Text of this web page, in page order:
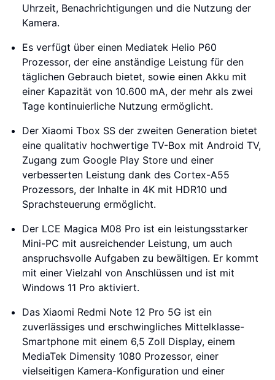
Uhrzeit, Benachrichtigungen und die Nutzung der
Kamera.
Es verfügt über einen Mediatek Helio P60
Prozessor, der eine anständige Leistung für den
täglichen Gebrauch bietet, sowie einen Akku mit
einer Kapazität von 10.600 mA, der mehr als zwei
Tage kontinuierliche Nutzung ermöglicht.
Der Xiaomi Tbox SS der zweiten Generation bietet
eine qualitativ hochwertige TV-Box mit Android TV,
Zugang zum Google Play Store und einer
verbesserten Leistung dank des Cortex-A55
Prozessors, der Inhalte in 4K mit HDR10 und
Sprachsteuerung ermöglicht.
Der LCE Magica M08 Pro ist ein leistungsstarker
Mini-PC mit ausreichender Leistung, um auch
anspruchsvolle Aufgaben zu bewältigen. Er kommt
mit einer Vielzahl von Anschlüssen und ist mit
Windows 11 Pro aktiviert.
Das Xiaomi Redmi Note 12 Pro 5G ist ein
zuverlässiges und erschwingliches Mittelklasse-
Smartphone mit einem 6,5 Zoll Display, einem
MediaTek Dimensity 1080 Prozessor, einer
vielseitigen Kamera-Konfiguration und einer